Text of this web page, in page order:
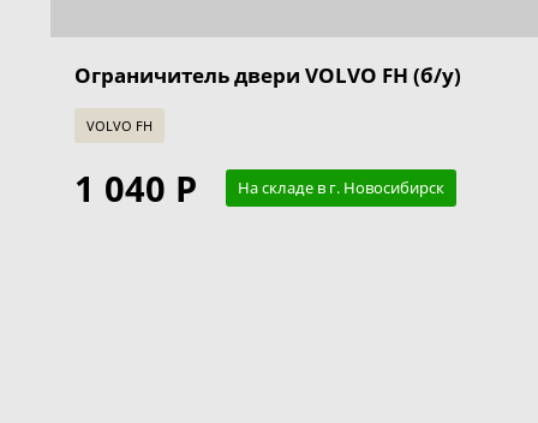
Ограничитель двери VOLVO FH (б/у)
VOLVO FH
1 040 Р На складе в г. Новосибирск